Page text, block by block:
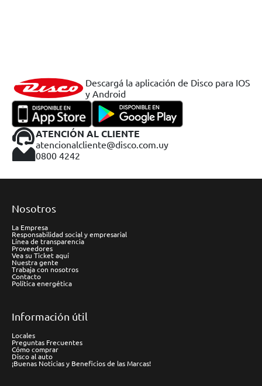
Descargá la aplicación de Disco para IOS
y Android
ATENCIÓN AL CLIENTE
atencionalcliente@disco.com.uy
0800 4242
Nosotros
La Empresa
Responsabilidad social y empresarial
Línea de transparencia
Proveedores
Vea su Ticket aquí
Nuestra gente
Trabaja con nosotros
Contacto
Política energética
Información útil
Locales
Preguntas Frecuentes
Cómo comprar
Disco al auto
¡Buenas Noticias y Beneficios de las Marcas!